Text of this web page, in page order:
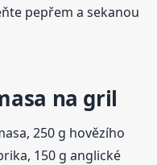
pepřem a sekanou
na gril
250 g hovězího
150 g anglické